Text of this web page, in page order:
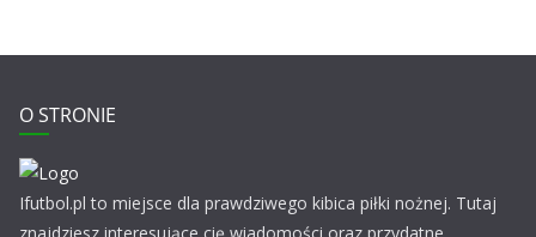
O STRONIE
Ifutbol.pl to miejsce dla prawdziwego kibica piłki nożnej. Tutaj